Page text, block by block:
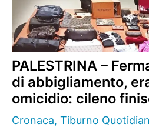
PALESTRINA –
di abbigliamento,
omicidio: cileno
Cronaca, Tiburno